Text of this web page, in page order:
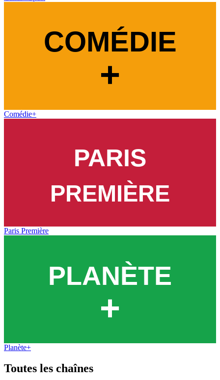
Comédie+
Paris Première
Planète+
Toutes les chaînes